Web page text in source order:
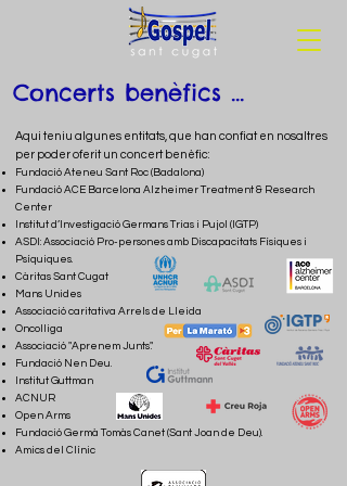
Concerts benèfics ...
Aqui teniu algunes entitats, que han confiat en nosaltres
per poder oferit un concert benèfic:
Fundació Ateneu Sant Roc (Badalona)
Fundació ACE Barcelona Alzheimer Treatment & Research
Center
Institut d’Investigació Germans Trias i Pujol (IGTP)
ASDI: Associació Pro-persones amb Discapacitats Físiques i
Psíquiques.
Càritas Sant Cugat
Mans Unides
Associació caritativa Arrels de Lleida
Oncolliga
Associació "Aprenem Junts".
Fundació Nen Deu.
Institut Guttman
ACNUR
Open Arms
Fundació Germà Tomàs Canet (Sant Joan de Deu).
Amics del Clínic